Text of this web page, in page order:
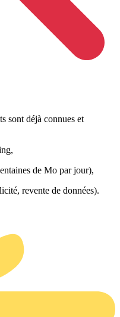
sont déjà connues et
de Mo par jour),
revente de données).